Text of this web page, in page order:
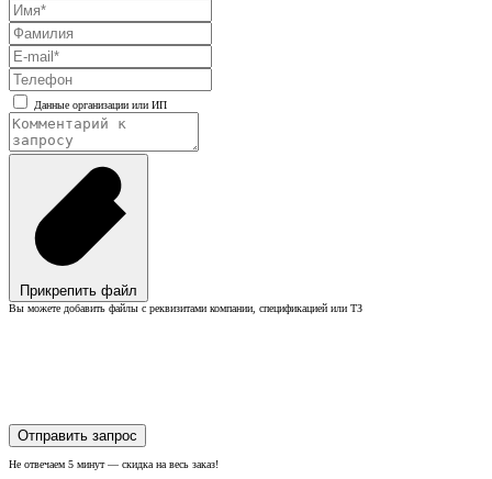
Данные организации или ИП
Прикрепить файл
Вы можете добавить файлы с реквизитами компании, спецификацией или ТЗ
Отправить запрос
Не отвечаем 5 минут — скидка на весь заказ!